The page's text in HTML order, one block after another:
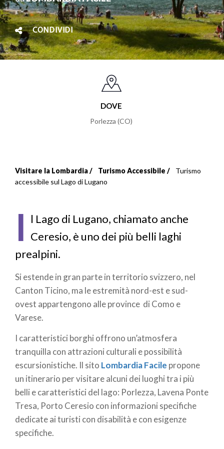
CONDIVIDI
DOVE
Porlezza (CO)
Briciole
pane
Visitare la Lombardia Turismo Accessibile
Turismo
accessibile sul Lago di Lugano
I l Lago di Lugano, chiamato anche
Ceresio, è uno dei più belli laghi
prealpini.
Si estende in gran parte in territorio svizzero, nel
Canton Ticino, ma le estremità nord-est e sud-
ovest appartengono alle province di Como e
Varese.
I caratteristici borghi offrono un’atmosfera
tranquilla con attrazioni culturali e possibilità
escursionistiche. Il sito Lombardia Facile propone
un itinerario per visitare alcuni dei luoghi tra i più
belli e caratteristici del lago: Porlezza, Lavena Ponte
Tresa, Porto Ceresio con informazioni specifiche
dedicate ai turisti con disabilità e con esigenze
specifiche.